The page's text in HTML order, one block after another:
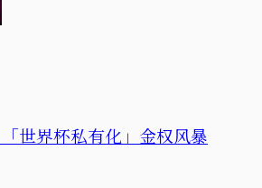
世界杯私有化」金权风暴